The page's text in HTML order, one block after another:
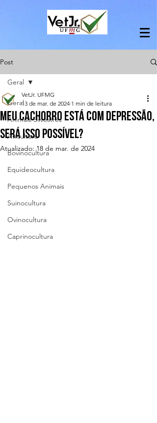
Post
Geral
Animais Silvestres
Avicultura
Bovinocultura
Equideocultura
Pequenos Animais
Suinocultura
Ovinocultura
Caprinocultura
Geral
Meu cachorro está com depressão,
será isso possível?
VetJr. UFMG
13 de mar. de 2024 1 min de leitura
Atualizado:18 de mar. de 2024